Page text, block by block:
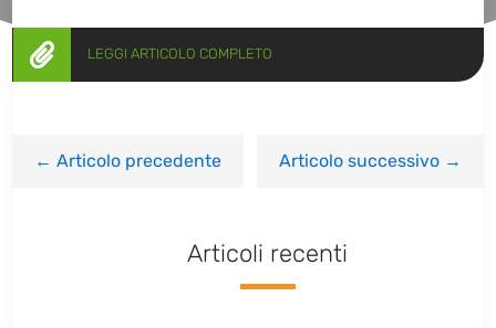
 LEGGI ARTICOLO COMPLETO
←Articolo precedente Articolo successivo→
Articoli recenti